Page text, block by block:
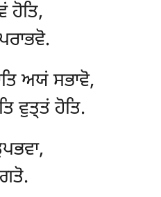
ਹੋਤਿ,
ਅਯਂ ਸਭਾਵੋ,
ਵੁਤ੍ਤਂ ਹੋਤਿ.